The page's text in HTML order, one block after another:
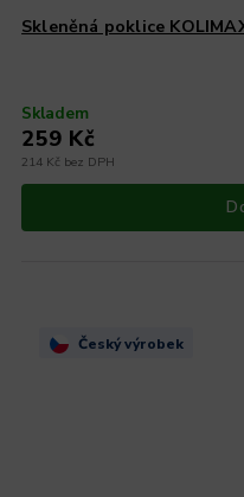
Skleněná poklice
Skladem
214 Kč bez DPH
259 Kč
Český výrobek